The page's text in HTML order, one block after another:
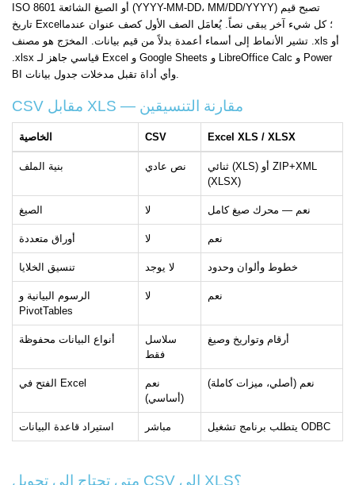
ISO 8601 أو الصيغ الشائعة (YYYY-MM-DD، MM/DD/YYYY) تصبح قيم
تاريخ Excel؛ كل شيء آخر يبقى نصاً. يُعامَل الصف الأول كصف عنوان عندما
تشير الأنماط إلى أسماء أعمدة بدلاً من قيم بيانات. المخرَج هو مصنف .xls أو
.xlsx قياسي جاهز لـ Excel و Google Sheets و LibreOffice Calc و Power
CSV مقابل XLS — مقارنة التنسيقين
الخاصية CSV Excel XLS / XLSX
بنية الملف نص عادي
ثنائي (XLS) أو ZIP+XML
(XLSX)
الصيغ لا نعم — محرك صيغ كامل
أوراق متعددة لا نعم
تنسيق الخلايا لا يوجد خطوط وألوان وحدود
الرسوم البيانية و
PivotTables
لا نعم
أنواع البيانات محفوظة
سلاسل
فقط
أرقام وتواريخ وصيغ
الفتح في Excel
نعم
(أساسي)
نعم (أصلي، ميزات كاملة)
استيراد قاعدة البيانات مباشر يتطلب برنامج تشغيل ODBC
متى تحتاج إلى تحويل CSV إلى XLS؟